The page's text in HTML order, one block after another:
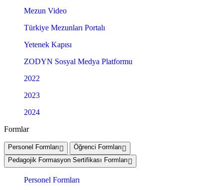
Mezun Video
Türkiye Mezunları Portalı
Yetenek Kapısı
ZODYN Sosyal Medya Platformu
2022
2023
2024
Formlar
Personel Formları
Öğrenci Formları
Pedagojik Formasyon Sertifikası Formları
Personel Formları